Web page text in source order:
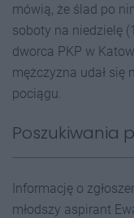
mówią, że ślad po
soboty na niedzielę
dworca PKP w
mężczyzna udał się
pociągu.
Poszukiwania
Informację o
młodszy aspirant